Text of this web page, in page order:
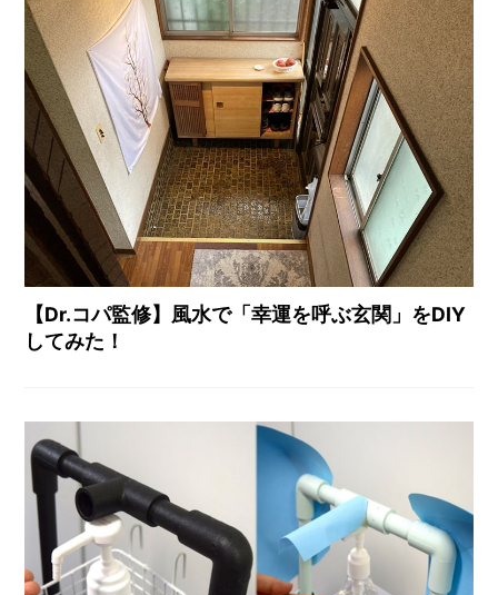
【Dr.コパ監修】風水で「幸運を呼ぶ玄関」をDIY
してみた！